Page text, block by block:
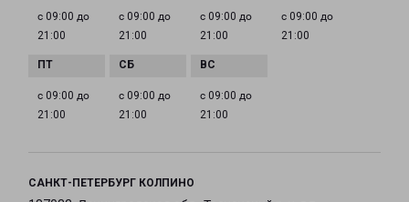
с 09:00 до
21:00
с 09:00 до
21:00
с 09:00 до
21:00
с 09:00 до
21:00
с 09:00 до
21:00
с 09:00 до
21:00
с 09:00 до
21:00
САНКТ-ПЕТЕРБУРГ КОЛПИНО